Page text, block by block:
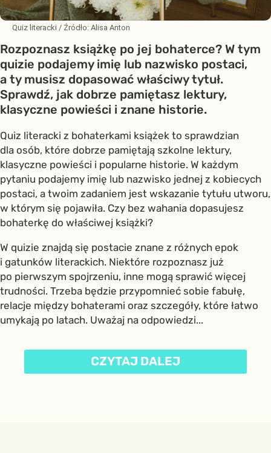
Quiz literacki / Źródło: Alisa Anton
Rozpoznasz książkę po jej bohaterce? W tym
quizie podajemy imię lub nazwisko postaci,
a ty musisz dopasować właściwy tytuł.
Sprawdź, jak dobrze pamiętasz lektury,
klasyczne powieści i znane historie.
Quiz literacki z bohaterkami książek to sprawdzian
dla osób, które dobrze pamiętają szkolne lektury,
klasyczne powieści i popularne historie. W każdym
pytaniu podajemy imię lub nazwisko jednej z kobiecych
postaci, a twoim zadaniem jest wskazanie tytułu utworu,
w którym się pojawiła. Czy bez wahania dopasujesz
bohaterkę do właściwej książki?
W quizie znajdą się postacie znane z różnych epok
i gatunków literackich. Niektóre rozpoznasz już
po pierwszym spojrzeniu, inne mogą sprawić więcej
trudności. Trzeba będzie przypomnieć sobie fabułę,
relacje między bohaterami oraz szczegóły, które łatwo
umykają po latach. Uważaj na odpowiedzi...
CZYTAJ DALEJ